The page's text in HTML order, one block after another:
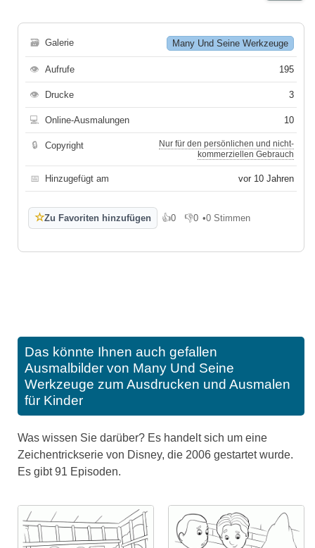
🗃 Galerie Many Und Seine Werkzeuge
👁 Aufrufe 195
👁 Drucke 3
💻 Online-Ausmalungen 10
🔒 Copyright
Nur für den persönlichen und nicht-
kommerziellen Gebrauch
📅 Hinzugefügt am vor 10 Jahren
☆Zu Favoriten hinzufügen 👍0
Gefällt mir
👎0
Gefällt mir nicht
•0 Stimmen
Das könnte Ihnen auch gefallen
Ausmalbilder von Many Und Seine
Werkzeuge zum Ausdrucken und Ausmalen
für Kinder
Was wissen Sie darüber? Es handelt sich um eine
Zeichentrickserie von Disney, die 2006 gestartet wurde.
Es gibt 91 Episoden.